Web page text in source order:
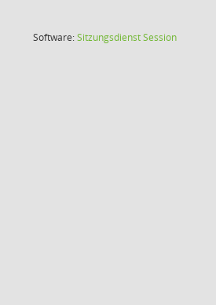
Software:SitzungsdienstSession(Wird in